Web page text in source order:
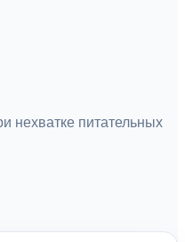
нехватке питательных